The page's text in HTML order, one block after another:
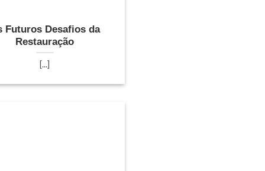
Futuros Desafios da
Restauração
[...]